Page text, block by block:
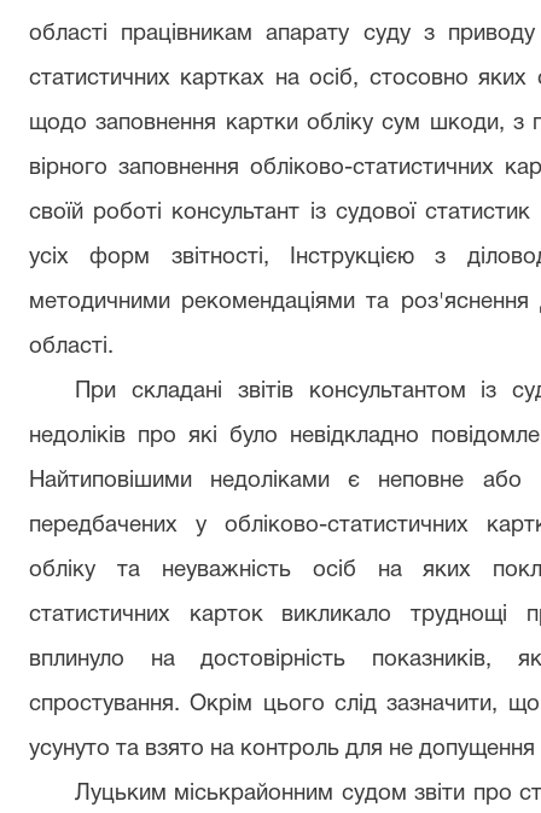
області працівникам апарату суду з
статистичних картках на осіб, стосовно яких
щодо заповнення картки обліку сум шкоди, з
вірного заповнення обліково-статистичних
своїй роботі консультант із судової
усіх форм звітності, Інструкцією з
методичними рекомендаціями та
області.
При складані звітів консультантом із
недоліків про які було невідкладно
Найтиповішими недоліками є неповне або
передбачених у обліково-статистичних
обліку та неуважність осіб на яких
статистичних карток викликало труднощі
вплинуло на достовірність показників,
спростування. Окрім цього слід зазначити,
усунуто та взято на контроль для не
Луцьким міськрайонним судом звіти про